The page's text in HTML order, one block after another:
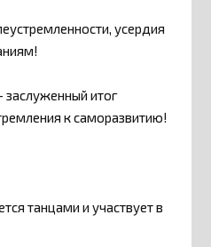
усердия
заслуженный итог
к саморазвитию!
танцами и участвует в